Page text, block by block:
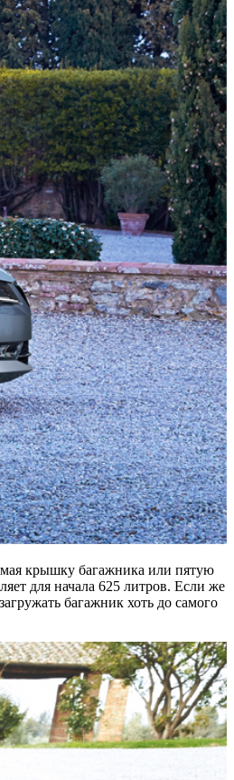
крышку багажника или пятую
для начала 625 литров. Если же
багажник хоть до самого